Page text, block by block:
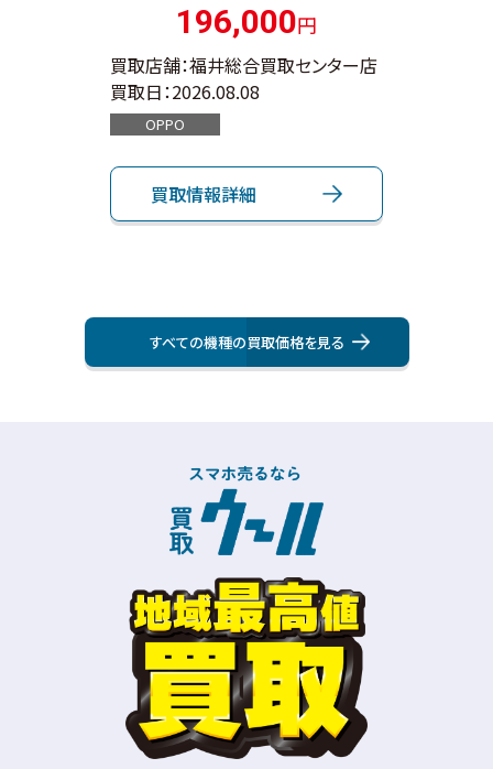
196,000円
買取店舗：福井総合買取センター店
買取日：2026.08.08
OPPO
買取情報詳細
すべての機種の買取価格を⾒る